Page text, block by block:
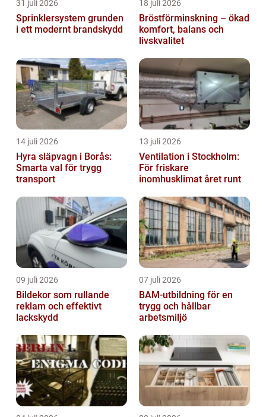
31 juli 2026
Sprinklersystem grunden
i ett modernt brandskydd
18 juli 2026
Bröstförminskning – ökad
komfort, balans och
livskvalitet
14 juli 2026
Hyra släpvagn i Borås:
Smarta val för trygg
transport
13 juli 2026
Ventilation i Stockholm:
För friskare
inomhusklimat året runt
09 juli 2026
Bildekor som rullande
reklam och effektivt
lackskydd
07 juli 2026
BAM-utbildning för en
trygg och hållbar
arbetsmiljö